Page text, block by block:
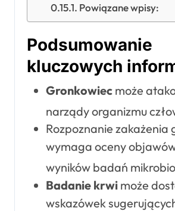
Powiązane wpisy:
Podsumowanie
kluczowych
Gronkowiec może
narządy organizmu
Rozpoznanie zakażenia
wymaga oceny
wyników badań
Badanie krwi może
wskazówek